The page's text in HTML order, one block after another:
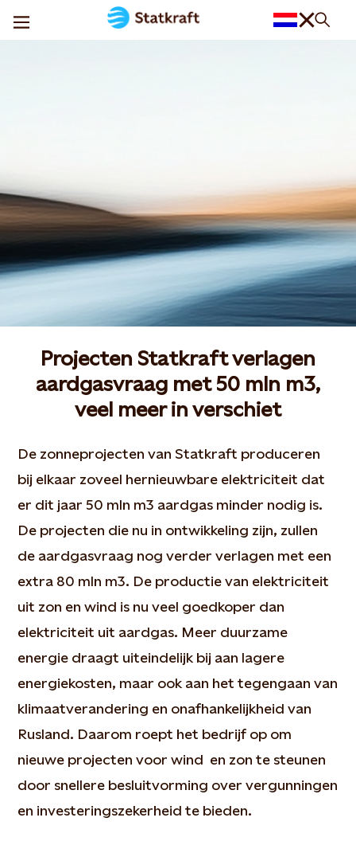
Projecten Statkraft verlagen
aardgasvraag met 50 mln m3,
veel meer in verschiet
De zonneprojecten van Statkraft produceren
bij elkaar zoveel hernieuwbare elektriciteit dat
er dit jaar 50 mln m3 aardgas minder nodig is.
De projecten die nu in ontwikkeling zijn, zullen
de aardgasvraag nog verder verlagen met een
extra 80 mln m3. De productie van elektriciteit
uit zon en wind is nu veel goedkoper dan
elektriciteit uit aardgas. Meer duurzame
energie draagt uiteindelijk bij aan lagere
energiekosten, maar ook aan het tegengaan van
klimaatverandering en onafhankelijkheid van
Rusland. Daarom roept het bedrijf op om
nieuwe projecten voor wind en zon te steunen
door snellere besluitvorming over vergunningen
en investeringszekerheid te bieden.